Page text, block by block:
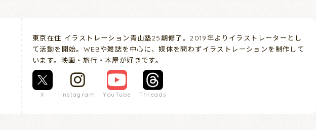
東京在住 イラストレーション青山塾25期修了。2019年よりイラストレーターとし
て活動を開始。WEBや雑誌を中心に、媒体を問わずイラストレーションを制作して
います。映画・旅行・本屋が好きです。
X Instagram YouTube Threads